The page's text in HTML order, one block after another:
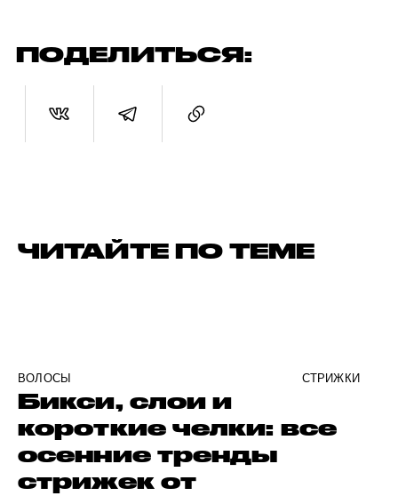
ПОДЕЛИТЬСЯ:
ЧИТАЙТЕ ПО ТЕМЕ
ВОЛОСЫ СТРИЖКИ
Бикси, слои и
короткие челки: все
осенние тренды
стрижек от